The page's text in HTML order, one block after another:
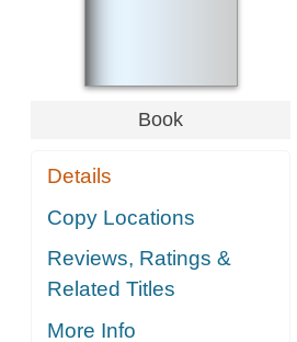
Book
Details
Copy Locations
Reviews, Ratings &
Related Titles
More Info